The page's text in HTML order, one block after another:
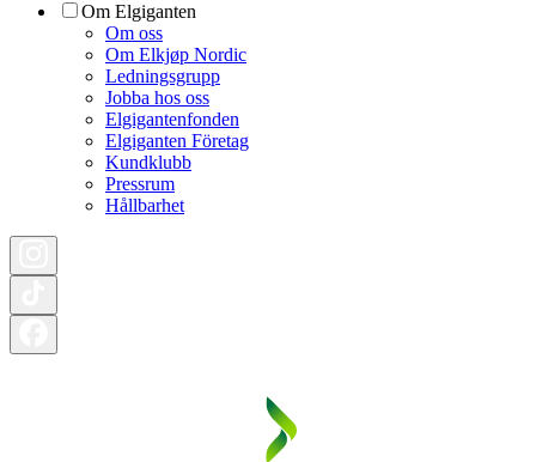
Om Elgiganten
Om oss
Om Elkjøp Nordic
Ledningsgrupp
Jobba hos oss
Elgigantenfonden
Elgiganten Företag
Kundklubb
Pressrum
Hållbarhet